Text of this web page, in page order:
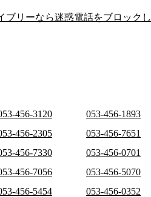
ブリーなら迷惑電話をブロックし
456-3120
053-456-1893
456-2305
053-456-7651
456-7330
053-456-0701
456-7056
053-456-5070
456-5454
053-456-0352